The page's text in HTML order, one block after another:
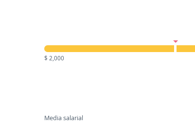
$ 2,000
Media salarial